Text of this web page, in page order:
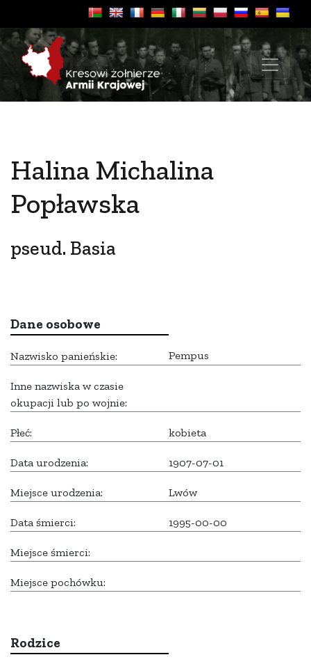
Halina Michalina
Popławska
pseud. Basia
Dane osobowe
Nazwisko panieńskie: Pempus
Inne nazwiska w czasie
okupacji lub po wojnie:
Płeć: kobieta
Data urodzenia: 1907-07-01
Miejsce urodzenia: Lwów
Data śmierci: 1995-00-00
Miejsce śmierci:
Miejsce pochówku:
Rodzice